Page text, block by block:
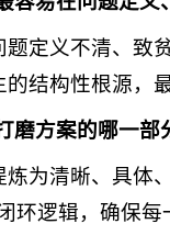
定义不清、致
结构性根源，
磨方案的哪一部
为清晰、具体
逻辑，确保每